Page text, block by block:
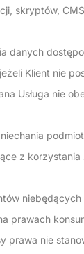
skryptów,
danych
Klient nie
Usługa nie
z korzystania
niebędących
prawach
prawa nie